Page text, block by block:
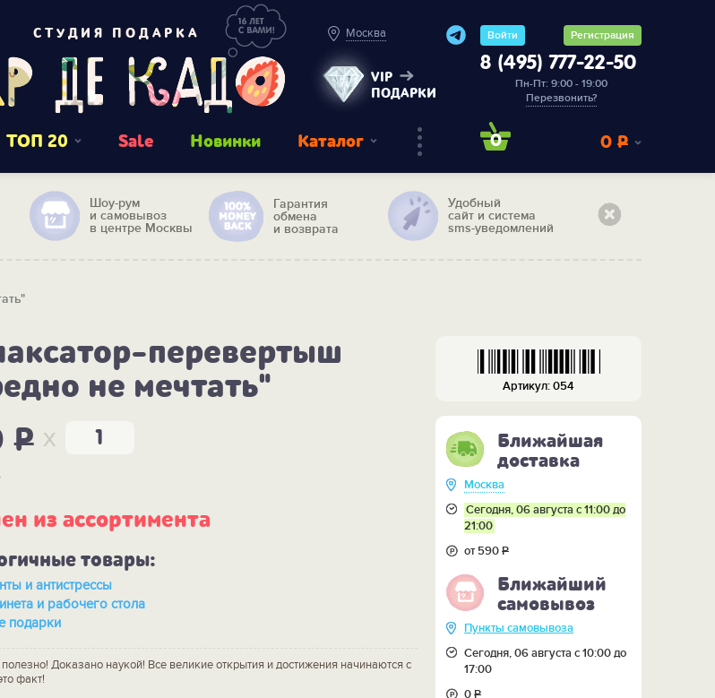
СТУДИЯ ПОДАРКА Москва
VIP
ПОДАРКИ
Войти Регистрация
8 (495) 777-22-50
Пн-Пт: 9:00 - 19:00
Перезвонить?
ТОП 20 Sale Новинки Каталог 0 0 Р
Шоу-рум
и самовывоз
в центре Москвы
Гарантия
обмена
и возврата
Удобный
сайт и система
sms-уведомлений
перевертыш
не мечтать"
P x
из ассортимента
товары:
и антистрессы
и рабочего стола
подарки
Доказано наукой! Все великие открытия и достижения начинаются с
факт!
Артикул: 054
Ближайшая
доставка
Москва
Сегодня, 06 августа с 11:00 до
21:00
от 590Р
Ближайший
самовывоз
Пункты самовывоза
Сегодня, 06 августа с 10:00 до
17:00
0Р